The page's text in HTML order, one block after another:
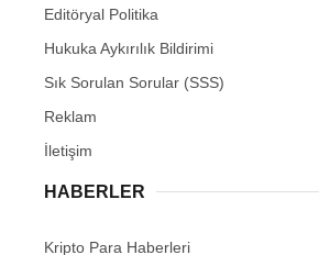
Editöryal Politika
Hukuka Aykırılık Bildirimi
Sık Sorulan Sorular (SSS)
Reklam
İletişim
HABERLER
Kripto Para Haberleri